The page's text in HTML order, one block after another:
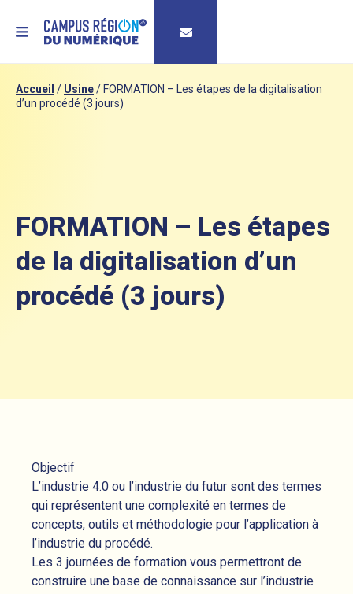
MENU
Accueil / Usine/ FORMATION – Les étapes de la digitalisation
d’un procédé (3 jours)
FORMATION – Les étapes
de la digitalisation d’un
procédé (3 jours)
Objectif
L’industrie 4.0 ou l’industrie du futur sont des termes
qui représentent une complexité en termes de
concepts, outils et méthodologie pour l’application à
l’industrie du procédé.
Les 3 journées de formation vous permettront de
construire une base de connaissance sur l’industrie